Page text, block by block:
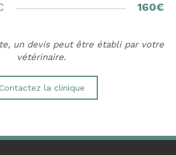
160€
un devis peut être établi par votre
vétérinaire.
Contactez la clinique